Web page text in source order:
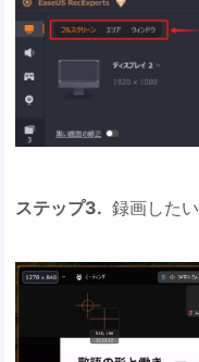
ステップ3. 録画したい